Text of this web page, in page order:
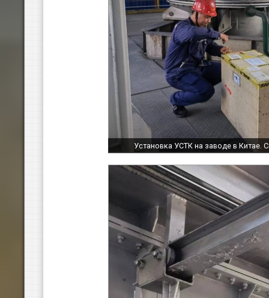
Установка УСТК на заводе в